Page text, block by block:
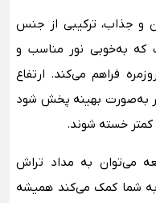
و جذاب، ترکیبی از جنس
که به‌خوبی نور مناسب و
فراهم می‌کند. ارتفاع
به‌صورت بهینه پخش شود
خسته شوند.
می‌توان به مداد تراش
به شما کمک می‌کند همیشه